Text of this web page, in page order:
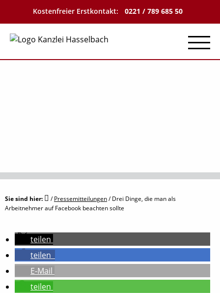
Kostenfreier Erstkontakt: 0221 / 789 685 50
Sie sind hier: /Pressemitteilungen/Drei Dinge, die man als
Arbeitnehmer auf Facebook beachten sollte
teilen
teilen
E-Mail
teilen